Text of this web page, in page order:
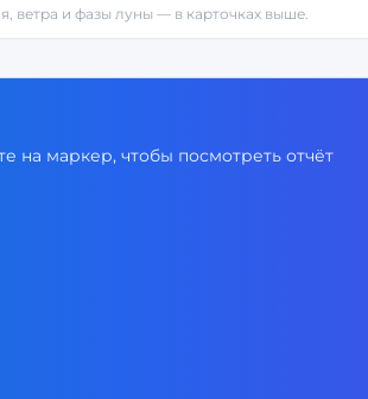
ветра и фазы луны — в карточках выше.
на маркер, чтобы посмотреть отчёт